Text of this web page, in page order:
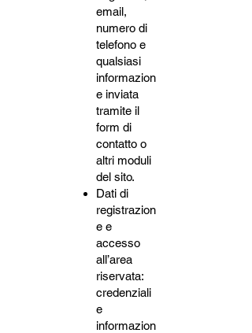
email,
numero di
telefono e
qualsiasi
informazion
e inviata
tramite il
form di
contatto o
altri moduli
del sito.
Dati di
registrazion
e e
accesso
all’area
riservata:
credenziali
e
informazion